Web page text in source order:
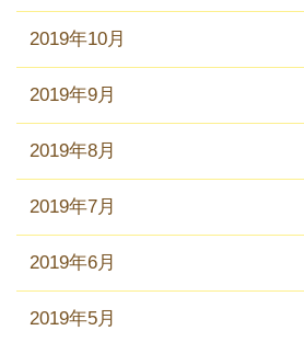
2019年10月
2019年9月
2019年8月
2019年7月
2019年6月
2019年5月